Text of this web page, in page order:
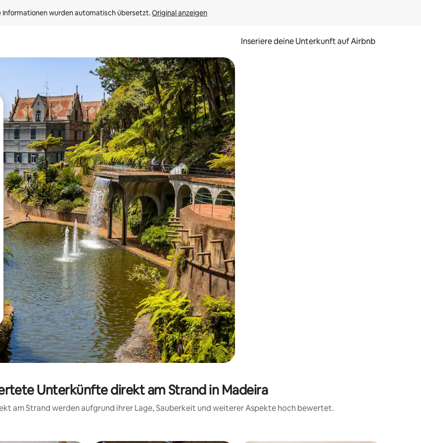
Informationen wurden automatisch übersetzt. Original anzeigen
Inseriere deine Unterkunft auf Airbnb
nach oben und unten oder erkunde die Ergebnisse durch Berühren oder Wischgesten.
Unterkünfte direkt am Strand in Madeira
am Strand werden aufgrund ihrer Lage, Sauberkeit und weiterer Aspekte hoch bewertet.